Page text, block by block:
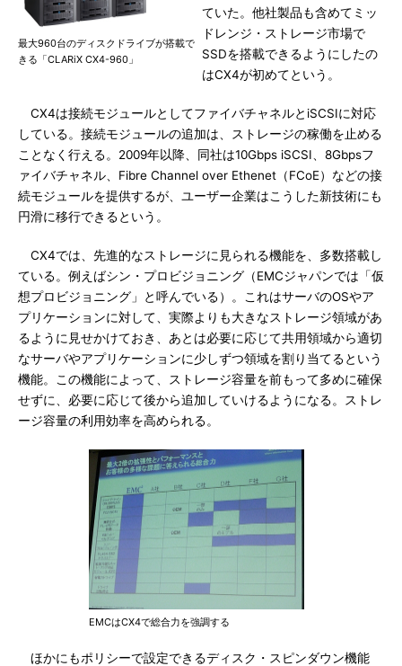
最大960台のディスクドライブが搭載で
きる「CLARiX CX4-960」
ていた。他社製品も含めてミッ
ドレンジ・ストレージ市場で
SSDを搭載できるようにしたの
はCX4が初めてという。
CX4は接続モジュールとしてファイバチャネルとiSCSIに対応
している。接続モジュールの追加は、ストレージの稼働を止める
ことなく行える。2009年以降、同社は10Gbps iSCSI、8Gbpsフ
ァイバチャネル、Fibre Channel over Ethenet（FCoE）などの接
続モジュールを提供するが、ユーザー企業はこうした新技術にも
円滑に移行できるという。
CX4では、先進的なストレージに見られる機能を、多数搭載し
ている。例えばシン・プロビジョニング（EMCジャパンでは「仮
想プロビジョニング」と呼んでいる）。これはサーバのOSやア
プリケーションに対して、実際よりも大きなストレージ領域があ
るように見せかけておき、あとは必要に応じて共用領域から適切
なサーバやアプリケーションに少しずつ領域を割り当てるという
機能。この機能によって、ストレージ容量を前もって多めに確保
せずに、必要に応じて後から追加していけるようになる。ストレ
ージ容量の利用効率を高められる。
EMCはCX4で総合力を強調する
ほかにもポリシーで設定できるディスク・スピンダウン機能